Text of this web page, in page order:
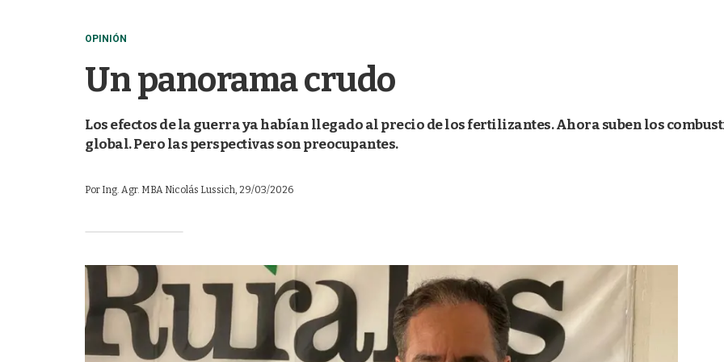
OPINIÓN
Un panorama crudo
Los efectos de la guerra ya habían llegado al precio de los fertilizantes. Ahora suben los
global. Pero las perspectivas son preocupantes.
Por Ing. Agr. MBA Nicolás Lussich, 29/03/2026